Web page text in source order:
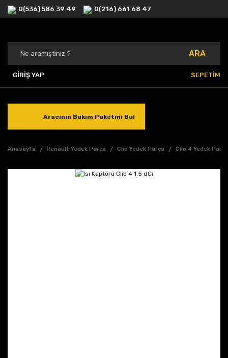
0(536) 586 39 49 0(216) 661 68 47
ARA
GİRİŞ YAP SEPETİM
Aracının Bakım Paketini Bul
Anasayfa Renault Yedek Parça Clio Yedek Parça Clio 4 Yedek